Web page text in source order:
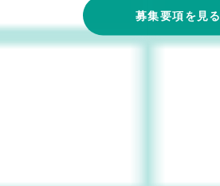
募集要項を見る